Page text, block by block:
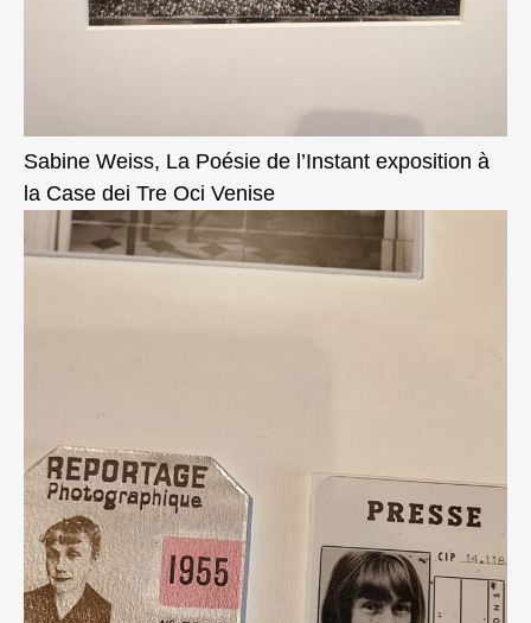
Sabine Weiss, La Poésie de l’Instant exposition à
la Case dei Tre Oci Venise